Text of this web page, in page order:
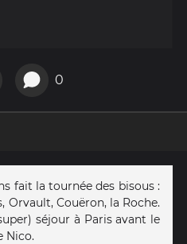
0
fait la tournée des bisous :
Orvault, Couëron, la Roche.
séjour à Paris avant le
Nico.